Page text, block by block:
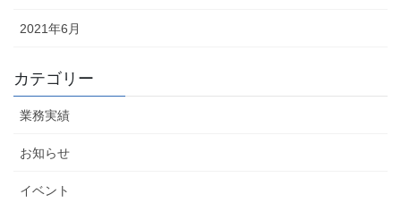
2021年6月
カテゴリー
業務実績
お知らせ
イベント